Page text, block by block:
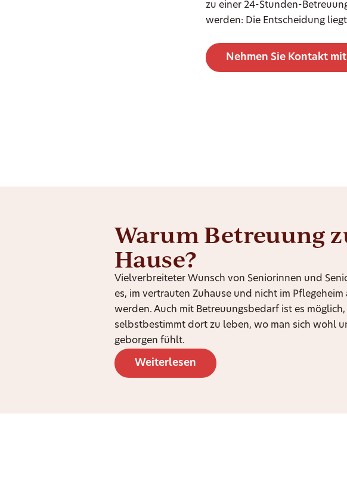
zu einer 24-Stunden-
werden: Die Entscheidung
Nehmen Sie Kontakt
Warum Betreuung
Hause?
Vielverbreiteter Wunsch von Seniorinnen und
es, im vertrauten Zuhause und nicht im Pflegeheim
werden. Auch mit Betreuungsbedarf ist es möglich,
selbstbestimmt dort zu leben, wo man sich wohl
geborgen fühlt.
Weiterlesen